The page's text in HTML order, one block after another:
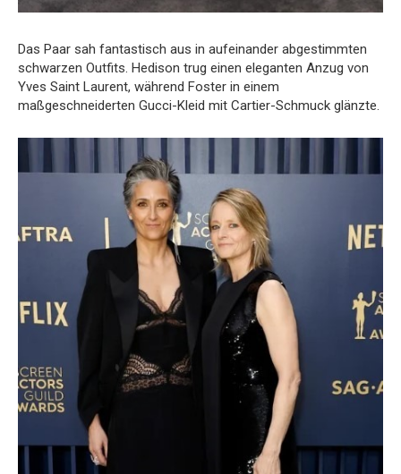
Das Paar sah fantastisch aus in aufeinander abgestimmten
schwarzen Outfits. Hedison trug einen eleganten Anzug von
Yves Saint Laurent, während Foster in einem
maßgeschneiderten Gucci-Kleid mit Cartier-Schmuck glänzte.